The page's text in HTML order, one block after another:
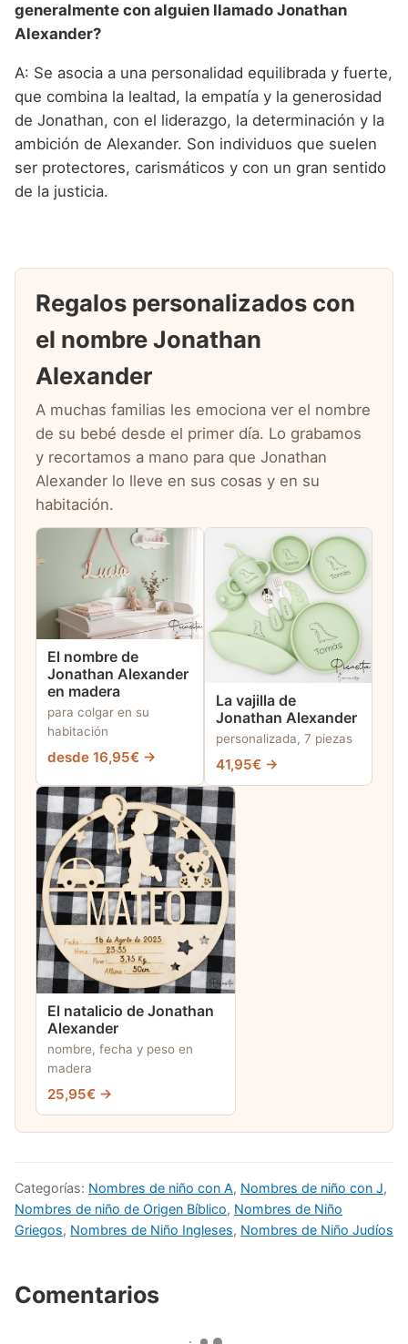
generalmente con alguien llamado Jonathan
Alexander?
A: Se asocia a una personalidad equilibrada y fuerte,
que combina la lealtad, la empatía y la generosidad
de Jonathan, con el liderazgo, la determinación y la
ambición de Alexander. Son individuos que suelen
ser protectores, carismáticos y con un gran sentido
de la justicia.
Regalos personalizados con
el nombre Jonathan
Alexander
A muchas familias les emociona ver el nombre
de su bebé desde el primer día. Lo grabamos
y recortamos a mano para que Jonathan
Alexander lo lleve en sus cosas y en su
habitación.
El nombre de
Jonathan Alexander
en madera
para colgar en su
habitación
desde 16,95€ →
La vajilla de
Jonathan Alexander
personalizada, 7 piezas
41,95€ →
El natalicio de Jonathan
Alexander
nombre, fecha y peso en
madera
25,95€ →
Categorías: Nombres de niño con A, Nombres de niño con J,
Nombres de niño de Origen Bíblico, Nombres de Niño
Griegos, Nombres de Niño Ingleses, Nombres de Niño Judíos
Comentarios